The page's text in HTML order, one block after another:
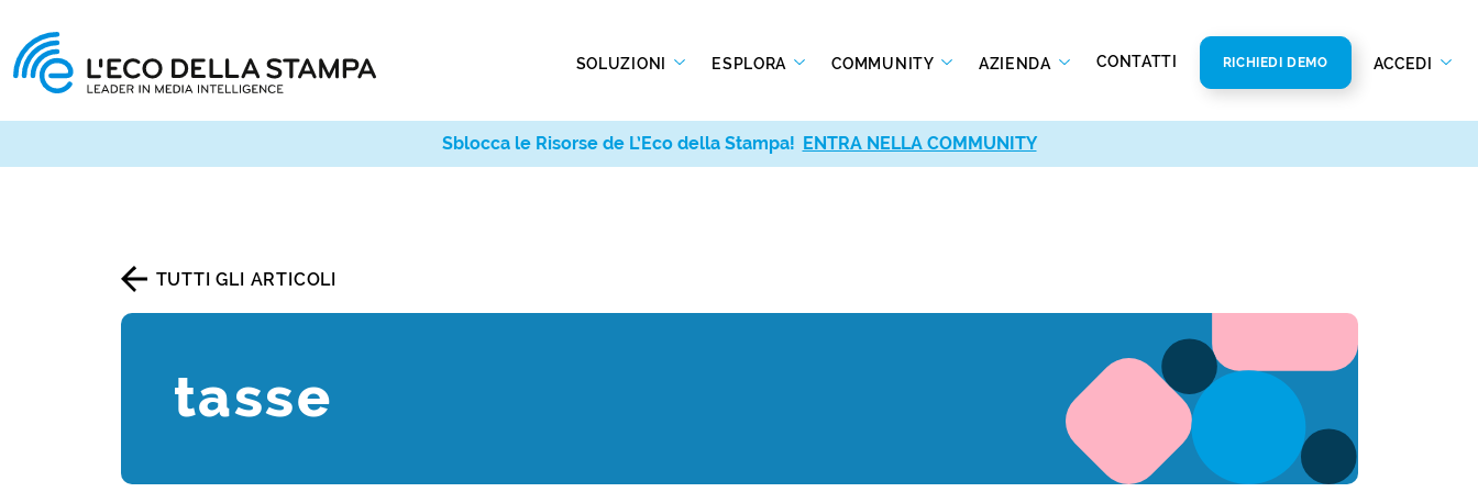
SOLUZIONI ESPLORA COMMUNITY AZIENDA CONTATTI RICHIEDI DEMO ACCEDI
TUTTI GLI ARTICOLI
tasse
Sblocca le Risorse de L’Eco della Stampa! ENTRA NELLA COMMUNITY